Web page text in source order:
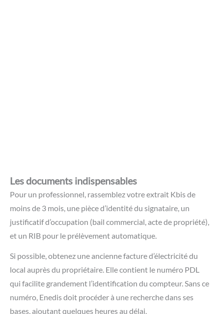
Bon à savoir :Pour une construction neuve ou un
local jamais raccordé, vous devez d’abord avoir fait
réaliser un raccordement au réseau par Enedis et
obtenu une attestation de conformité Consuel. Sans
ce document, aucune mise en service n’est possible.
Pourquoi vous ne pouvez pas contacter
Enedis directement ?